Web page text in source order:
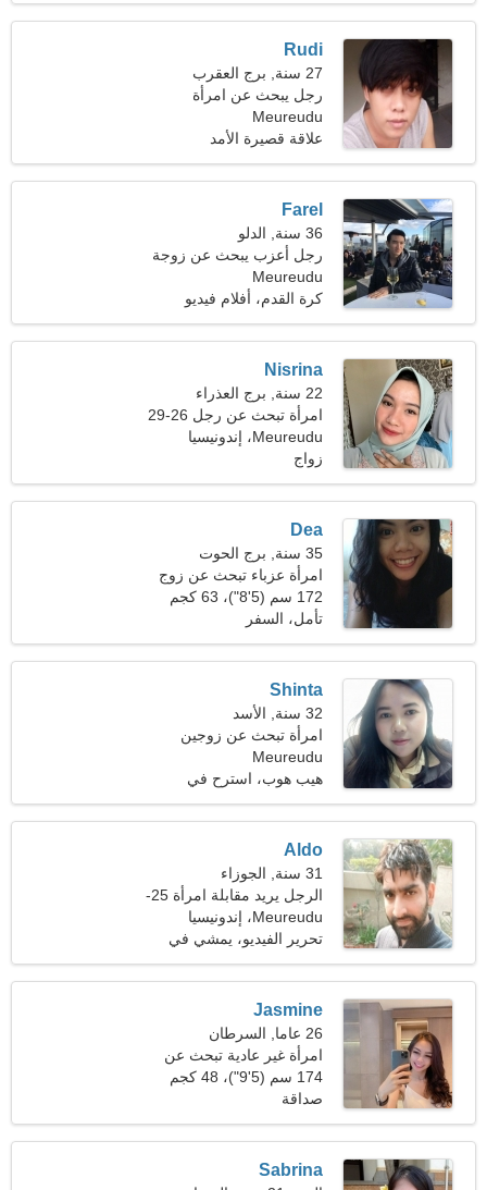
Rudi
27 سنة, برج العقرب
رجل يبحث عن امرأة
Meureudu
علاقة قصيرة الأمد
Farel
36 سنة, الدلو
رجل أعزب يبحث عن زوجة
Meureudu
كرة القدم، أفلام فيديو
Nisrina
22 سنة, برج العذراء
امرأة تبحث عن رجل 26-29
Meureudu، إندونيسيا
زواج
Dea
35 سنة, برج الحوت
امرأة عزباء تبحث عن زوج
40-47
172 سم (5'8")، 63 كجم
(138 رطلا)
تأمل، السفر
Shinta
32 سنة, الأسد
امرأة تبحث عن زوجين
Meureudu
هيب هوب، استرح في
الطبيعة
Aldo
31 سنة, الجوزاء
الرجل يريد مقابلة امرأة 25-
30
Meureudu، إندونيسيا
تحرير الفيديو، يمشي في
الهواء الطلق
Jasmine
26 عاما, السرطان
امرأة غير عادية تبحث عن
علاقة
174 سم (5'9")، 48 كجم
(105 رطل)
صداقة
Sabrina